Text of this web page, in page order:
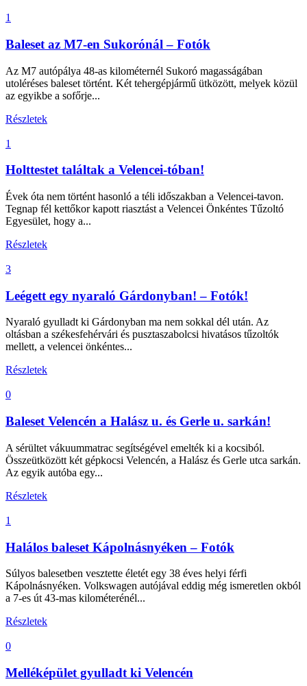
1
Baleset az M7-en Sukorónál – Fotók
Az M7 autópálya 48-as kilométernél Sukoró magasságában
utoléréses baleset történt. Két tehergépjármű ütközött, melyek közül
az egyikbe a sofőrje...
Részletek
1
Holttestet találtak a Velencei-tóban!
Évek óta nem történt hasonló a téli időszakban a Velencei-tavon.
Tegnap fél kettőkor kapott riasztást a Velencei Önkéntes Tűzoltó
Egyesület, hogy a...
Részletek
3
Leégett egy nyaraló Gárdonyban! – Fotók!
Nyaraló gyulladt ki Gárdonyban ma nem sokkal dél után. Az
oltásban a székesfehérvári és pusztaszabolcsi hivatásos tűzoltók
mellett, a velencei önkéntes...
Részletek
0
Baleset Velencén a Halász u. és Gerle u. sarkán!
A sérültet vákuummatrac segítségével emelték ki a kocsiból.
Összeütközött két gépkocsi Velencén, a Halász és Gerle utca sarkán.
Az egyik autóba egy...
Részletek
1
Halálos baleset Kápolnásnyéken – Fotók
Súlyos balesetben vesztette életét egy 38 éves helyi férfi
Kápolnásnyéken. Volkswagen autójával eddig még ismeretlen okból
a 7-es út 43-mas kilométerénél...
Részletek
0
Melléképület gyulladt ki Velencén